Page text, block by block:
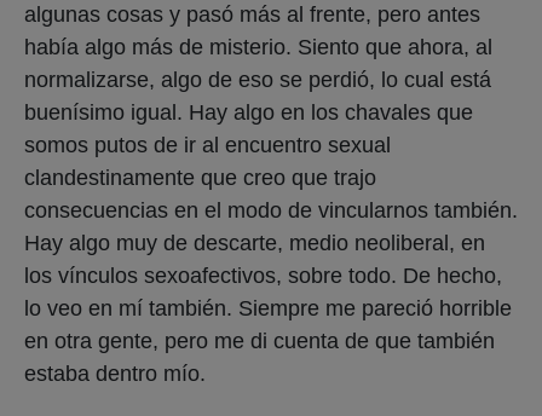
algunas cosas y pasó más al frente, pero antes
había algo más de misterio. Siento que ahora, al
normalizarse, algo de eso se perdió, lo cual está
buenísimo igual. Hay algo en los chavales que
somos putos de ir al encuentro sexual
clandestinamente que creo que trajo
consecuencias en el modo de vincularnos también.
Hay algo muy de descarte, medio neoliberal, en
los vínculos sexoafectivos, sobre todo. De hecho,
lo veo en mí también. Siempre me pareció horrible
en otra gente, pero me di cuenta de que también
estaba dentro mío.